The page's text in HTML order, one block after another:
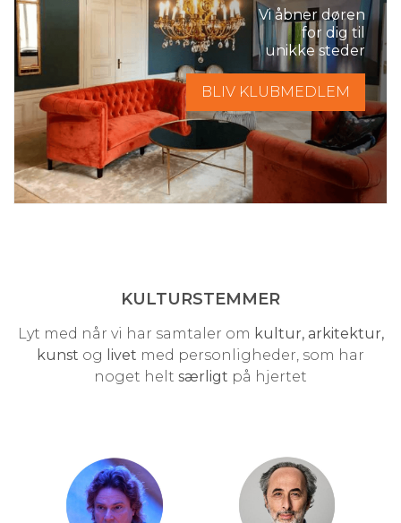
Vi åbner døren
for dig til
unikke steder
BLIV KLUBMEDLEM
KULTURSTEMMER
Lyt med når vi har samtaler om kultur, arkitektur,
kunst og livet med personligheder, som har
noget helt særligt på hjertet